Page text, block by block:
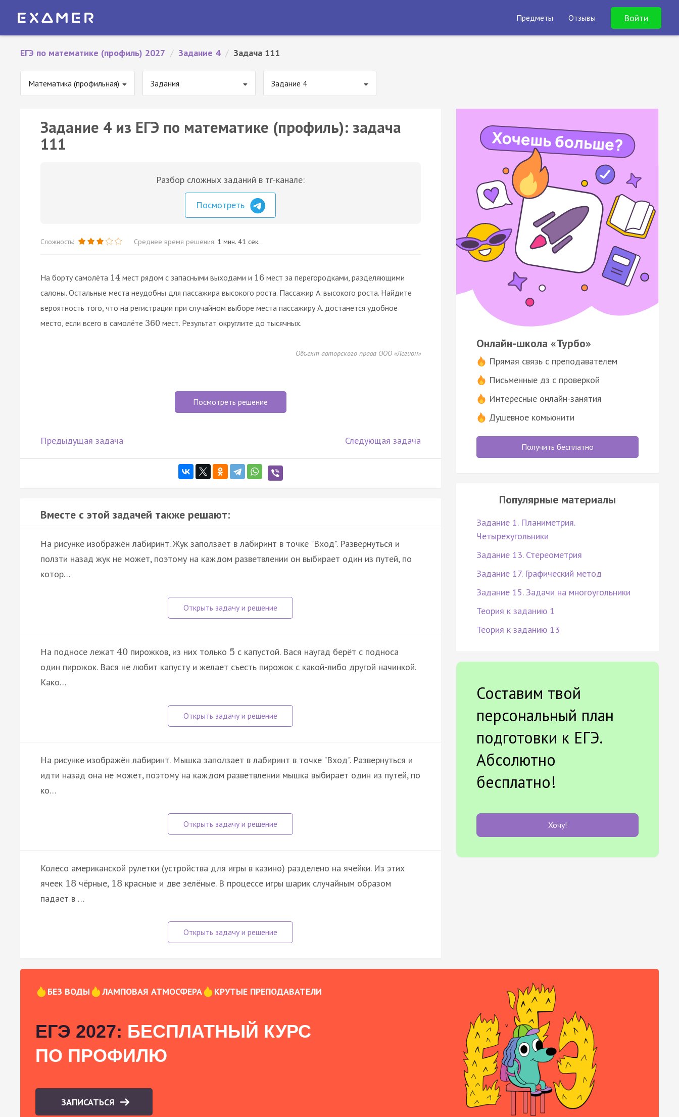
Предметы Отзывы Войти
ЕГЭ по математике (профиль) 2027 / Задание 4 / Задача 111
Математика (профильная) Задания Задание 4
Задание 4 из ЕГЭ по математике (профиль): задача
111
Разбор сложных заданий в тг-канале:
Посмотреть
Сложность: Среднее время решения: 1 мин. 41 сек.
На борту самолёта 14 мест рядом с запасными выходами и 16 мест за перегородками, разделяющими
салоны. Остальные места неудобны для пассажира высокого роста. Пассажир А. высокого роста. Найдите
вероятность того, что на регистрации при случайном выборе места пассажиру А. достанется удобное
место, если всего в самолёте 360 мест. Результат округлите до тысячных.
Объект авторского права ООО «Легион»
Посмотреть решение
Предыдущая задача Следующая задача
Вместе с этой задачей также решают:
На рисунке изображён лабиринт. Жук заползает в лабиринт в точке "Вход". Развернуться и
ползти назад жук не может, поэтому на каждом разветвлении он выбирает один из путей, по
котор…
На подносе лежат 40 пирожков, из них только 5 с капустой. Вася наугад берёт с подноса
один пирожок. Вася не любит капусту и желает съесть пирожок с какой-либо другой начинкой.
Како…
На рисунке изображён лабиринт. Мышка заползает в лабиринт в точке "Вход". Развернуться и
идти назад она не может, поэтому на каждом разветвлении мышка выбирает один из путей, по
ко…
Колесо американской рулетки (устройства для игры в казино) разделено на ячейки. Из этих
ячеек 18 чёрные, 18 красные и две зелёные. В процессе игры шарик случайным образом
падает в …
Онлайн-школа «Турбо»
Прямая связь с преподавателем
Письменные дз с проверкой
Интересные онлайн-занятия
Душевное комьюнити
Получить бесплатно
Популярные материалы
Задание 1. Планиметрия.
Четырехугольники
Задание 13. Стереометрия
Задание 17. Графический метод
Задание 15. Задачи на многоугольники
Теория к заданию 1
Теория к заданию 13
Составим твой
персональный план
подготовки к ЕГЭ.
Абсолютно
бесплатно!
Хочу!
БЕЗ ВОДЫ ЛАМПОВАЯ АТМОСФЕРА КРУТЫЕ ПРЕПОДАВАТЕЛИ
ЕГЭ 2027: БЕСПЛАТНЫЙ КУРС
ПО ПРОФИЛЮ
ЗАПИСАТЬСЯ